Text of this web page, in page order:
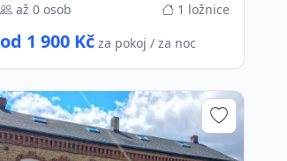
až 0 osob
1 ložnice
od 1 900 Kč za pokoj / za noc